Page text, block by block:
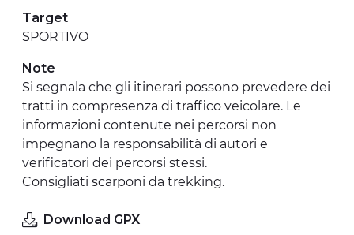
Target
SPORTIVO
Note
Si segnala che gli itinerari possono prevedere dei
tratti in compresenza di traffico veicolare. Le
informazioni contenute nei percorsi non
impegnano la responsabilità di autori e
verificatori dei percorsi stessi.
Consigliati scarponi da trekking.
Download GPX